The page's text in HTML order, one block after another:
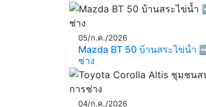
05/ก.ค./2026
Mazda BT 50 บ้านสระไข่น้
ช่าง
04/ก.ค./2026